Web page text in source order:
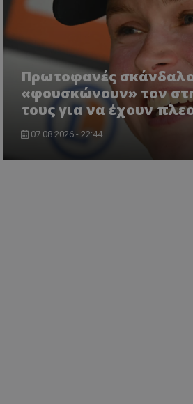
Πρωτοφανές
«φουσκώνουν» τον
τους για να έχουν
07.08.2026 - 22:44